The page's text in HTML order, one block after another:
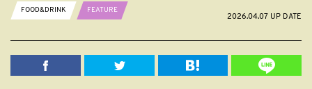
FOOD&DRINK
FEATURE
2026.04.07 UP DATE